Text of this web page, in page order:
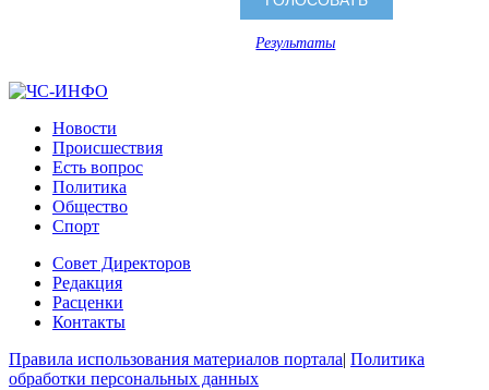
Результаты
Новости
Происшествия
Есть вопрос
Политика
Общество
Спорт
Совет Директоров
Редакция
Расценки
Контакты
Правила использования материалов портала| Политика
обработки персональных данных